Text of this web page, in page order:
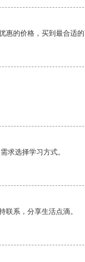
惠的价格，买到最合适
求选择学习方式。
联系，分享生活点滴。